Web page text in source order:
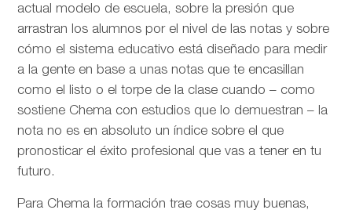
actual modelo de escuela, sobre la presión que
arrastran los alumnos por el nivel de las notas y sobre
cómo el sistema educativo está diseñado para medir
a la gente en base a unas notas que te encasillan
como el listo o el torpe de la clase cuando – como
sostiene Chema con estudios que lo demuestran – la
nota no es en absoluto un índice sobre el que
pronosticar el éxito profesional que vas a tener en tu
futuro.
Para Chema la formación trae cosas muy buenas,